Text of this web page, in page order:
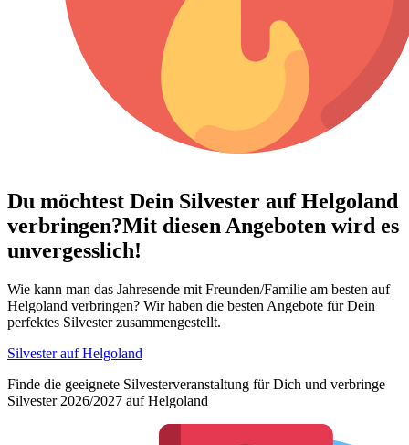
Du möchtest Dein Silvester auf Helgoland
verbringen?Mit diesen Angeboten wird es
unvergesslich!
Wie kann man das Jahresende mit Freunden/Familie am besten auf
Helgoland verbringen? Wir haben die besten Angebote für Dein
perfektes Silvester zusammengestellt.
Silvester auf Helgoland
Finde die geeignete Silvesterveranstaltung für Dich und verbringe
Silvester 2026/2027 auf Helgoland